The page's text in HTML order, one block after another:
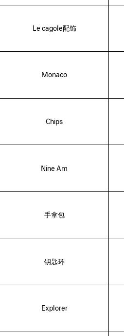
Le cagole配饰
Monaco
Chips
Nine Am
手拿包
钥匙环
Explorer